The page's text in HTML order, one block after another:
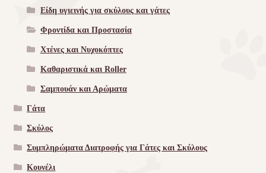
Είδη υγιεινής για σκύλους και γάτες
Φροντίδα και Προστασία
Χτένες και Νυχοκόπτες
Καθαριστικά και Roller
Σαμπουάν και Αρώματα
Γάτα
Σκύλος
Συμπληρώματα Διατροφής για Γάτες και Σκύλους
Κουνέλι